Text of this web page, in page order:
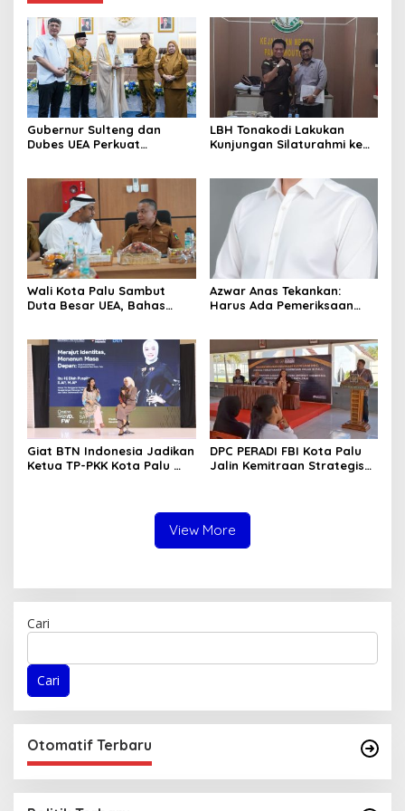
Gubernur Sulteng dan
Dubes UEA Perkuat
LBH Tonakodi Lakukan
Kunjungan Silaturahmi ke
Wali Kota Palu Sambut
Duta Besar UEA, Bahas
Azwar Anas Tekankan:
Harus Ada Pemeriksaan
Lokasi CPM
Giat BTN Indonesia Jadikan
Ketua TP-PKK Kota Palu
DPC PERADI FBI Kota Palu
Jalin Kemitraan Strategis
View More
Cari
Cari
Otomatif Terbaru